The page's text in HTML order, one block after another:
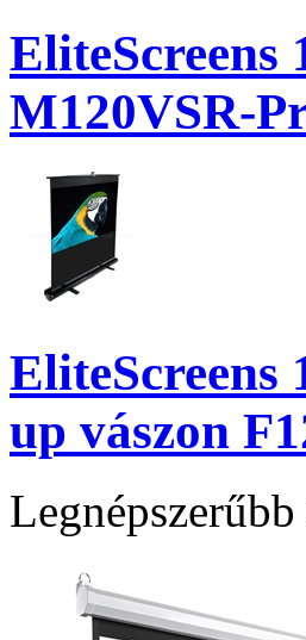
EliteScreens
M120VSR-
up vászon